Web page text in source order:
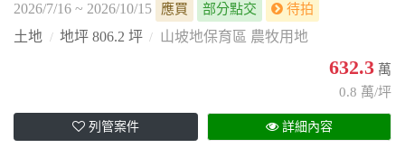
2026/7/16 ~ 2026/10/15 應買 部分點交 待拍
土地 地坪 806.2 坪 山坡地保育區 農牧用地
632.3 萬
0.8 萬/坪
列管案件 詳細內容